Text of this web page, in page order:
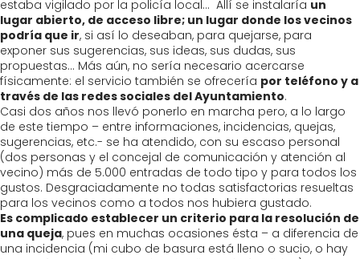
estaba vigilado por la policía local… Allí se instalaría un
lugar abierto, de acceso libre; un lugar donde los vecinos
podría que ir, si así lo deseaban, para quejarse, para
exponer sus sugerencias, sus ideas, sus dudas, sus
propuestas… Más aún, no sería necesario acercarse
físicamente: el servicio también se ofrecería por teléfono y a
través de las redes sociales del Ayuntamiento.
Casi dos años nos llevó ponerlo en marcha pero, a lo largo
de este tiempo – entre informaciones, incidencias, quejas,
sugerencias, etc.- se ha atendido, con su escaso personal
(dos personas y el concejal de comunicación y atención al
vecino) más de 5.000 entradas de todo tipo y para todos los
gustos. Desgraciadamente no todas satisfactorias resueltas
para los vecinos como a todos nos hubiera gustado.
Es complicado establecer un criterio para la resolución de
una queja, pues en muchas ocasiones ésta – a diferencia de
una incidencia (mi cubo de basura está lleno o sucio, o hay